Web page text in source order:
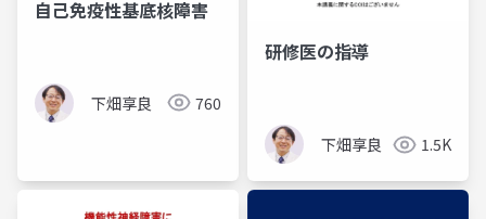
自己免疫性基底核障害
下畑享良 760
研修医の指導
下畑享良 1.5K